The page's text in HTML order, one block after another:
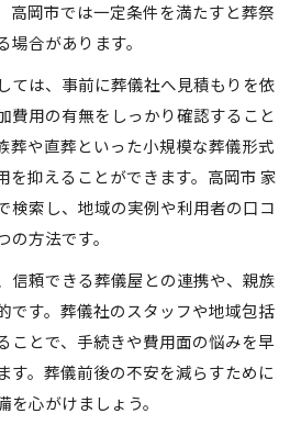
高岡市では一定条件を満たすと葬祭
合があります。
ては、事前に葬儀社へ見積もりを依
費用の有無をしっかり確認すること
葬や直葬といった小規模な葬儀形式
を抑えることができます。高岡市 家
検索し、地域の実例や利用者の口コ
方法です。
信頼できる葬儀屋との連携や、親族
です。葬儀社のスタッフや地域包括
ことで、手続きや費用面の悩みを早
す。葬儀前後の不安を減らすために
心がけましょう。